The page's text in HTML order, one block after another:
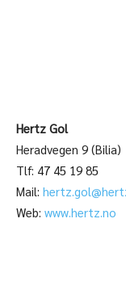
Hertz Gol
Heradvegen 9 (Bilia)
Tlf: 47 45 19 85
Mail:
Web: www.hertz.no